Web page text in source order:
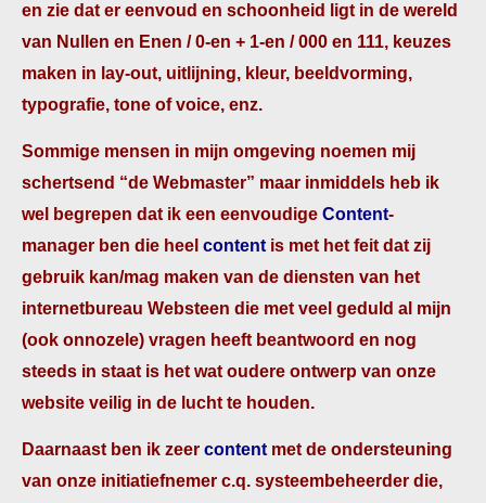
en zie dat er eenvoud en schoonheid ligt in de wereld
van Nullen en Enen / 0-en + 1-en / 000 en 111, keuzes
maken in lay-out, uitlijning, kleur, beeldvorming,
typografie, tone of voice, enz.
Sommige mensen in mijn omgeving noemen mij
schertsend “de Webmaster” maar inmiddels heb ik
wel begrepen dat ik een eenvoudige Content-
manager ben die heel content is met het feit dat zij
gebruik kan/mag maken van de diensten van het
internetbureau Websteen die met veel geduld al mijn
(ook onnozele) vragen heeft beantwoord en nog
steeds in staat is het wat oudere ontwerp van onze
website veilig in de lucht te houden.
Daarnaast ben ik zeer content met de ondersteuning
van onze initiatiefnemer c.q. systeembeheerder die,